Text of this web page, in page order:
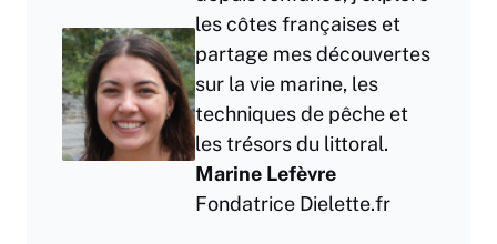
les côtes françaises et
partage mes découvertes
sur la vie marine, les
techniques de pêche et
les trésors du littoral.
Marine Lefèvre
Fondatrice Dielette.fr